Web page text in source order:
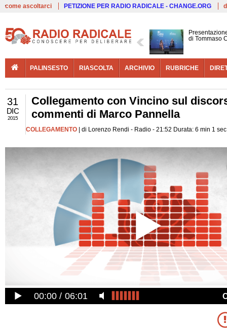
come ascoltarci PETIZIONE PER RADIO RADICALE - CHANGE.ORG
di Tommaso
PALINSESTO RIASCOLTA ARCHIVIO RUBRICHE
31
DIC
2015
Collegamento con Vincino sul
commenti di Marco Pannella
COLLEGAMENTO | di Lorenzo Rendi - Radio - 21:52 Durata: 6 min 1 sec
00:00 06:01